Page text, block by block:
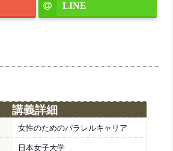
LINE
講義詳細
女性のためのパラレルキャリア
日本女子大学